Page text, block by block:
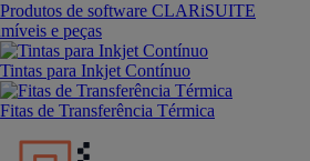
Produtos de software CLARiSUITE
e peças
Tintas para Inkjet Contínuo
Fitas de Transferência Térmica